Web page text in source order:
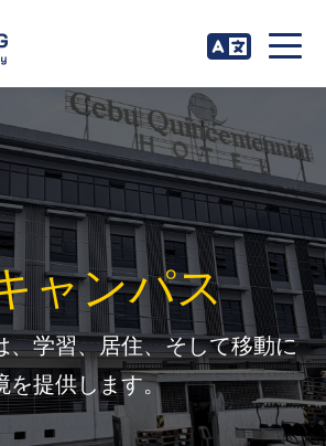
ャンパス
、学習、居住、そして移動に
を提供します。